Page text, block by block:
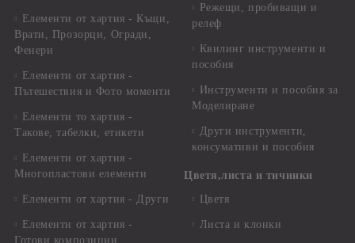
Елементи от хартия - Къщи,
Врати, Прозорци, Огради,
Фенери
Елементи от хартия -
Пътешествия и Фото моменти
Елементи то хартия -
Такове, табелки, етикети
Елементи от хартия -
Многопластови елементи
Елементи от хартия - Други
Елементи от хартия -
Готови композиции
Режещи, пробиващи и
релеф
Квилинг инструменти и
пособия
Инструменти и пособия за
Моделиране
Други инструменти,
консумативи и пособия
Цветя,листа и тичинки
Цветя
Листа и клонки